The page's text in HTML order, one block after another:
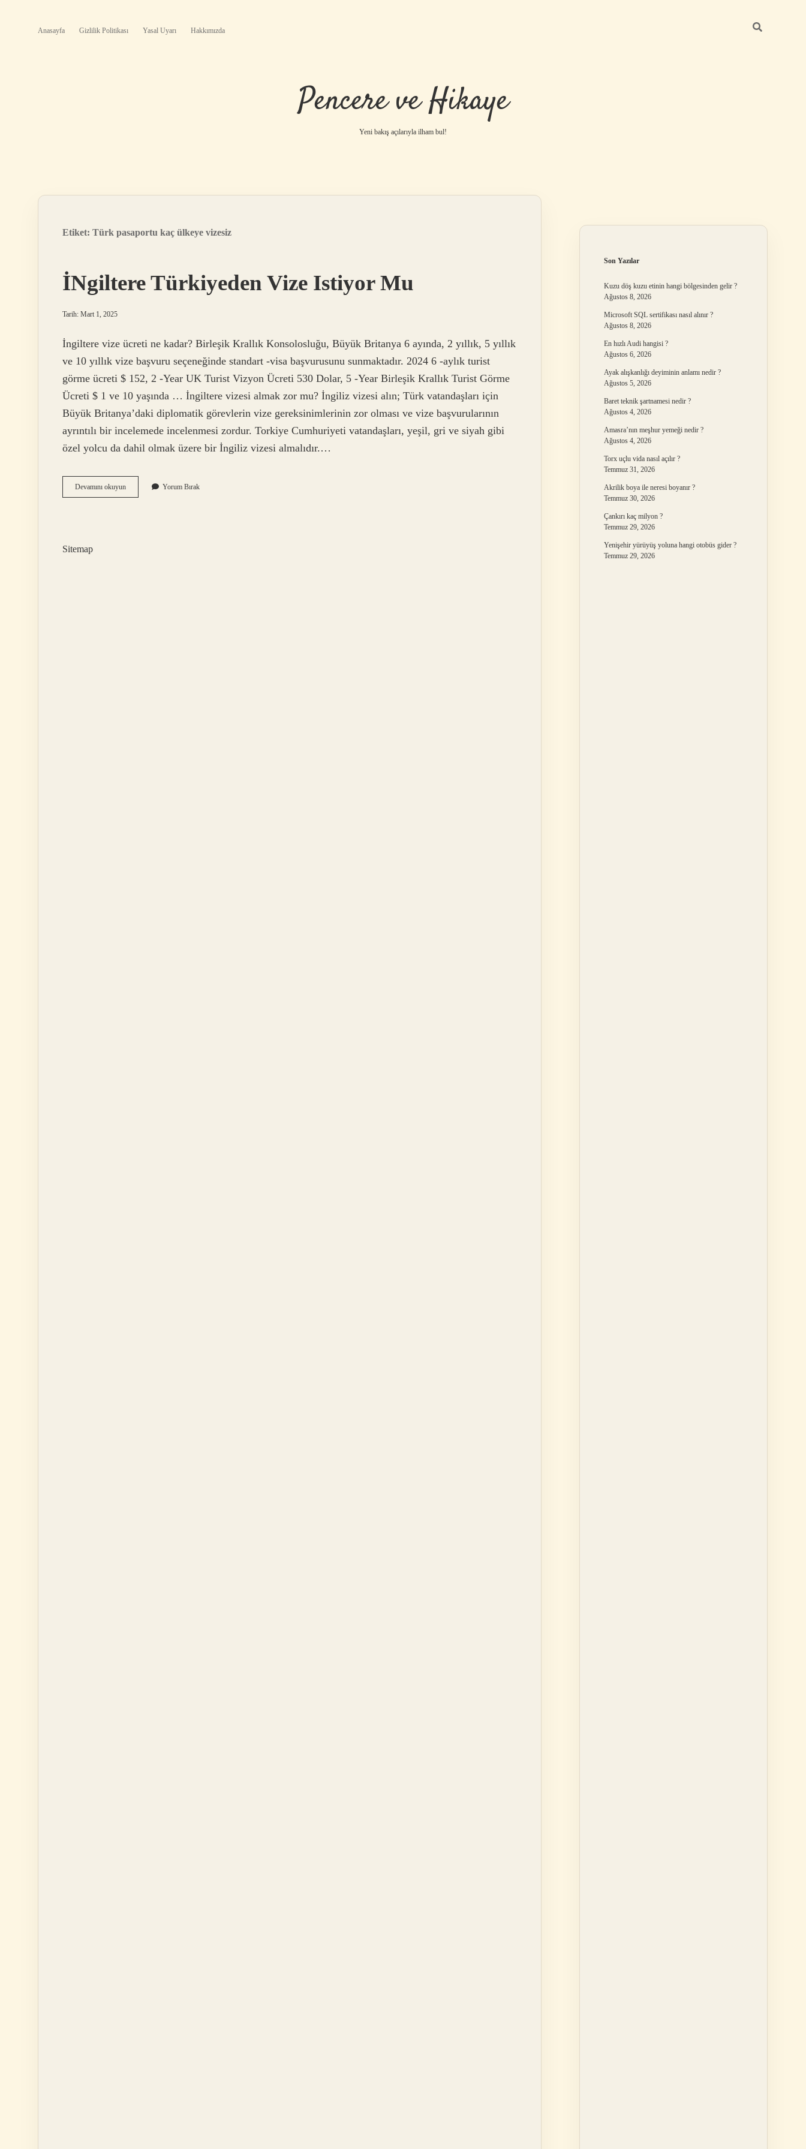
Anasayfa Gizlilik Politikası Yasal Uyarı Hakkımızda
Pencere ve Hikaye
Yeni bakış açılarıyla ilham bul!
Etiket: Türk pasaportu kaç ülkeye vizesiz
İNgiltere Türkiyeden Vize Istiyor Mu
Tarih: Mart 1, 2025
İngiltere vize ücreti ne kadar? Birleşik Krallık Konsolosluğu, Büyük Britanya 6 ayında, 2 yıllık, 5 yıllık
ve 10 yıllık vize başvuru seçeneğinde standart -visa başvurusunu sunmaktadır. 2024 6 -aylık turist
görme ücreti $ 152, 2 -Year UK Turist Vizyon Ücreti 530 Dolar, 5 -Year Birleşik Krallık Turist Görme
Ücreti $ 1 ve 10 yaşında … İngiltere vizesi almak zor mu? İngiliz vizesi alın; Türk vatandaşları için
Büyük Britanya’daki diplomatik görevlerin vize gereksinimlerinin zor olması ve vize başvurularının
ayrıntılı bir incelemede incelenmesi zordur. Torkiye Cumhuriyeti vatandaşları, yeşil, gri ve siyah gibi
özel yolcu da dahil olmak üzere bir İngiliz vizesi almalıdır.…
Devamını okuyunİNgiltere
Türkiyeden
Yorum Bırak
Sitemap
Son Yazılar
Kuzu döş kuzu etinin hangi bölgesinden gelir ?
Ağustos 8, 2026
Microsoft SQL sertifikası nasıl alınır ?
Ağustos 8, 2026
En hızlı Audi hangisi ?
Ağustos 6, 2026
Ayak alışkanlığı deyiminin anlamı nedir ?
Ağustos 5, 2026
Baret teknik şartnamesi nedir ?
Ağustos 4, 2026
Amasra’nın meşhur yemeği nedir ?
Ağustos 4, 2026
Torx uçlu vida nasıl açılır ?
Temmuz 31, 2026
Akrilik boya ile neresi boyanır ?
Temmuz 30, 2026
Çankırı kaç milyon ?
Temmuz 29, 2026
Yenişehir yürüyüş yoluna hangi otobüs gider ?
Temmuz 29, 2026